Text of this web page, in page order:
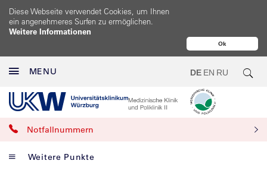
Ok
Diese Webseite verwendet Cookies, um Ihnen
ein angenehmeres Surfen zu ermöglichen.
Weitere Informationen
MENU DE EN RU
Notfallnummern
Weitere Punkte